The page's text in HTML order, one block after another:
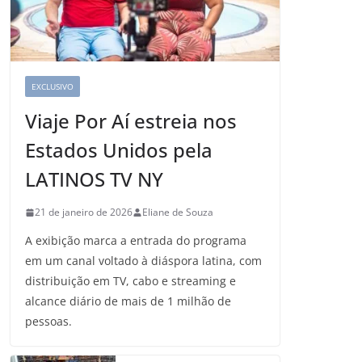
EXCLUSIVO
Viaje Por Aí estreia nos
Estados Unidos pela
LATINOS TV NY
21 de janeiro de 2026 Eliane de Souza
A exibição marca a entrada do programa
em um canal voltado à diáspora latina, com
distribuição em TV, cabo e streaming e
alcance diário de mais de 1 milhão de
pessoas.